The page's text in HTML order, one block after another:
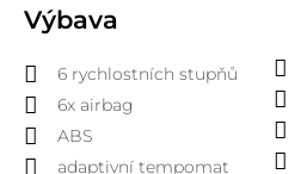
Výbava
6 rychlostních stupňů
6x airbag
ABS
adaptivní tempomat